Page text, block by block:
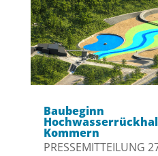
Baubeginn
Kommern
PRESSEMITTEILUNG